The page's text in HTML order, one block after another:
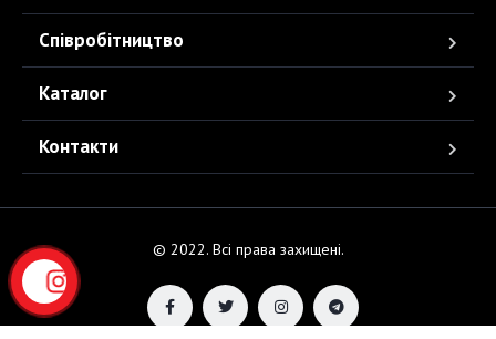
Співробітництво
Каталог
Контакти
© 2022. Всі права захищені.